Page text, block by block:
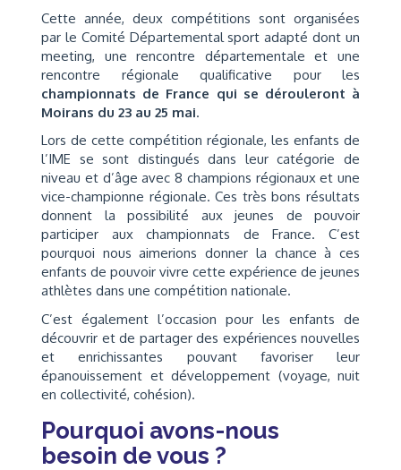
Cette année, deux compétitions sont organisées
par le Comité Départemental sport adapté dont un
meeting, une rencontre départementale et une
rencontre régionale qualificative pour les
championnats de France qui se dérouleront à
Moirans du 23 au 25 mai.
Lors de cette compétition régionale, les enfants de
l’IME se sont distingués dans leur catégorie de
niveau et d’âge avec 8 champions régionaux et une
vice-championne régionale. Ces très bons résultats
donnent la possibilité aux jeunes de pouvoir
participer aux championnats de France. C’est
pourquoi nous aimerions donner la chance à ces
enfants de pouvoir vivre cette expérience de jeunes
athlètes dans une compétition nationale.
C’est également l’occasion pour les enfants de
découvrir et de partager des expériences nouvelles
et enrichissantes pouvant favoriser leur
épanouissement et développement (voyage, nuit
en collectivité, cohésion).
Pourquoi avons-nous
besoin de vous ?